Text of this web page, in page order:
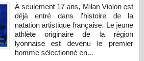
À seulement 17 ans, Milan Violon est
déjà entré dans l’histoire de la
natation artistique française. Le jeune
athlète originaire de la région
lyonnaise est devenu le premier
homme sélectionné en...